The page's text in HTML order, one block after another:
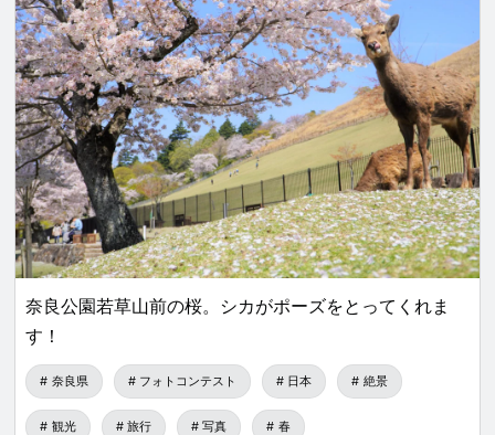
奈良公園若草山前の桜。シカがポーズをとってくれま
す！
奈良県 フォトコンテスト 日本 絶景
観光 旅行 写真 春